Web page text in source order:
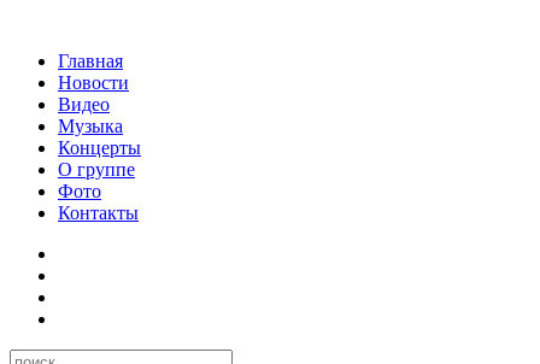
Главная
Новости
Видео
Музыка
Концерты
О группе
Фото
Контакты